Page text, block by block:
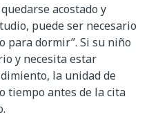
acostado y
puede ser necesario
para dormir”. Si su niño
y necesita estar
la unidad de
tiempo antes de la cita